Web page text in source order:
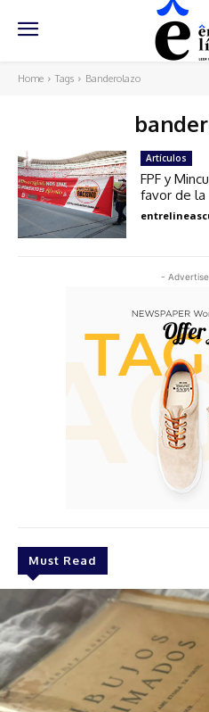
Home Tags Banderolazo
-
Must Read
Artículos
FPF y
favor de la